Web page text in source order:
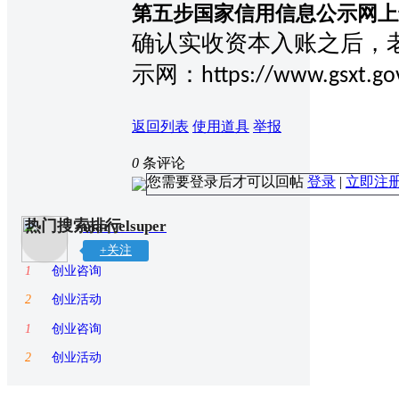
第五步国家信用信息公示网
确认实收资本入账之后，
示网： https://
返回列表 使用道具 举报
0 条评论
您需要登录后才可以回帖 登录 | 立即注
marvelsuper
+关注
热门搜索排行
1 创业咨询
2 创业活动
1 创业咨询
2 创业活动